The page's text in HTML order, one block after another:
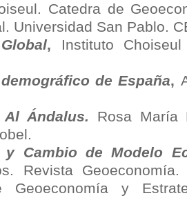
Catedra de
Universidad San Pablo.
, Instituto
deEspaña,
Ándalus.
Rosa María
y Cambio de Modelo
Revista Geoeconomía.
Geoeconomía y